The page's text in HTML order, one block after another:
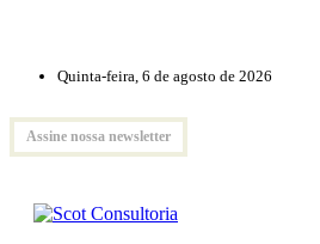
Quinta-feira, 6 de agosto de 2026
Assine nossa newsletter